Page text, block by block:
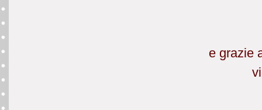
e grazie